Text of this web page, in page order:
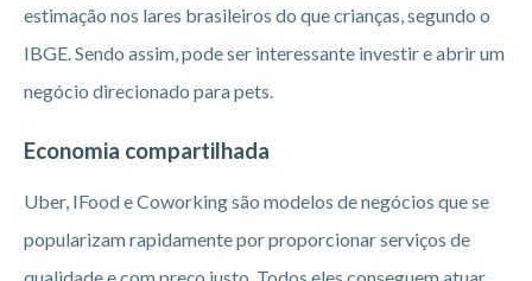
estimação nos lares brasileiros do que crianças, segundo o
IBGE. Sendo assim, pode ser interessante investir e abrir um
negócio direcionado para pets.
Economia compartilhada
Uber, IFood e Coworking são modelos de negócios que se
popularizam rapidamente por proporcionar serviços de